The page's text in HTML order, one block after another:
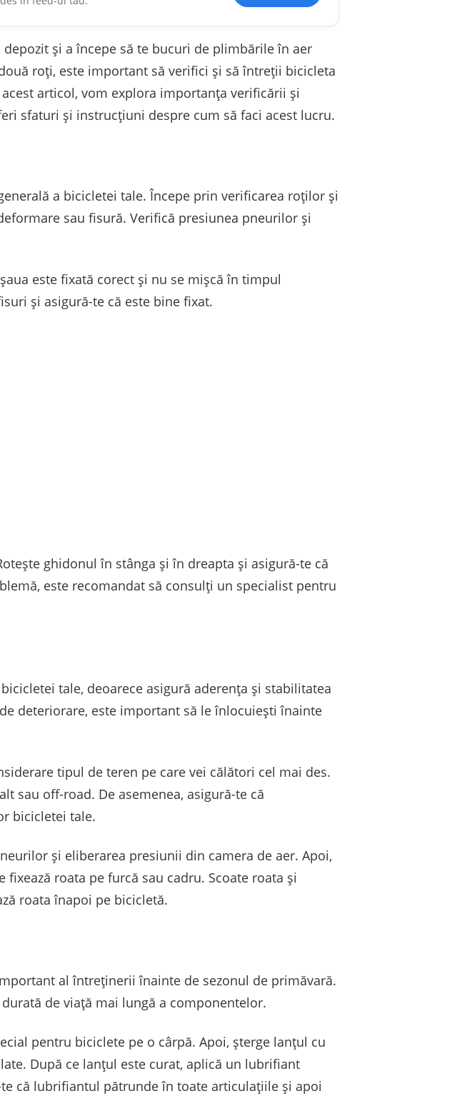
și a începe să te bucuri de plimbările în aer
roți, este important să verifici și să întreții bicicleta
articol, vom explora importanța verificării și
sfaturi și instrucțiuni despre cum să faci acest lucru.
a bicicletei tale. Începe prin verificarea roților și
sau fisură. Verifică presiunea pneurilor și
este fixată corect și nu se mișcă în timpul
și asigură-te că este bine fixat.
ghidonul în stânga și în dreapta și asigură-te că
este recomandat să consulți un specialist pentru
tale, deoarece asigură aderența și stabilitatea
deteriorare, este important să le înlocuiești înainte
tipul de teren pe care vei călători cel mai des.
sau off-road. De asemenea, asigură-te că
bicicletei tale.
și eliberarea presiunii din camera de aer. Apoi,
roata pe furcă sau cadru. Scoate roata și
roata înapoi pe bicicletă.
al întreținerii înainte de sezonul de primăvară.
de viață mai lungă a componentelor.
pentru biciclete pe o cârpă. Apoi, șterge lanțul cu
După ce lanțul este curat, aplică un lubrifiant
că lubrifiantul pătrunde în toate articulațiile și apoi